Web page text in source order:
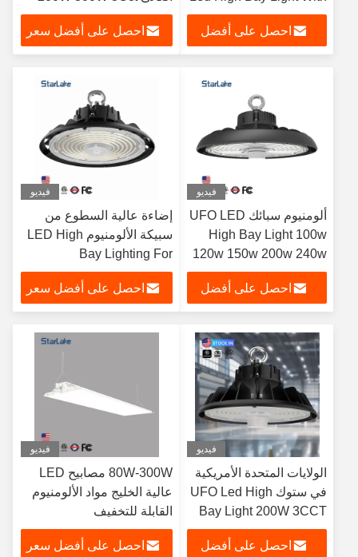
Dimmable Function And
5000K For Warehouses
احصل على أفضل
إضاءة صناعية قابلة للتعديل
ضوء متجر التجارية
احصل على أفضل سعر
فيديو
ألومنيوم سبائك UFO LED
High Bay Light 100w
120w 150w 200w 240w
احصل على أفضل
فيديو
إضاءة عالية السطوع من
سبيكة الألومنيوم LED High
Bay Lighting For
Warehouse
احصل على أفضل سعر
فيديو
الولايات المتحدة الأمريكية
في ستوك UFO Led High
Bay Light 200W 3CCT
قابل للتعديل High Bay
Light الإضاءة الصناعية
احصل على أفضل
فيديو
80W-300W مصابيح LED
عالية الخليج مواد الألومنيوم
القابلة للتخفيف
احصل على أفضل سعر